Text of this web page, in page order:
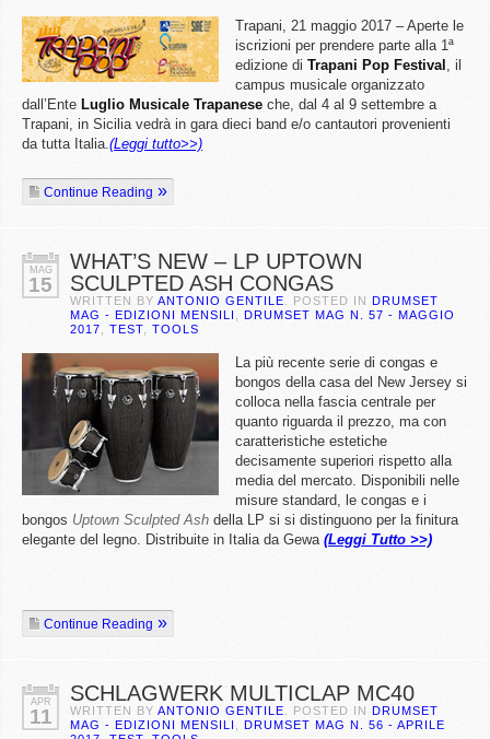
Trapani, 21 maggio 2017 – Aperte le
iscrizioni per prendere parte alla 1ª
edizione di Trapani Pop Festival , il
campus musicale organizzato
dall’Ente Luglio Musicale Trapanese che, dal 4 al 9 settembre a
Trapani, in Sicilia vedrà in gara dieci band e/o cantautori provenienti
da tutta Italia.(Leggi tutto>>)
Continue Reading
MAG
15
WHAT’S NEW – LP UPTOWN
SCULPTED ASH CONGAS
WRITTEN BY ANTONIO GENTILE . POSTED IN DRUMSET
MAG - EDIZIONI MENSILI
DRUMSET MAG N. 57 - MAGGIO
2017
TEST TOOLS
La più recente serie di congas e
bongos della casa del New Jersey si
colloca nella fascia centrale per
quanto riguarda il prezzo, ma con
caratteristiche estetiche
decisamente superiori rispetto alla
media del mercato. Disponibili nelle
misure standard, le congas e i
bongos Uptown Sculpted Ash della LP si si distinguono per la finitura
elegante del legno. Distribuite in Italia da Gewa (Leggi Tutto >>)
Continue Reading
APR
11
SCHLAGWERK MULTICLAP MC40
WRITTEN BY ANTONIO GENTILE . POSTED IN DRUMSET
MAG - EDIZIONI MENSILI
DRUMSET MAG N. 56 - APRILE